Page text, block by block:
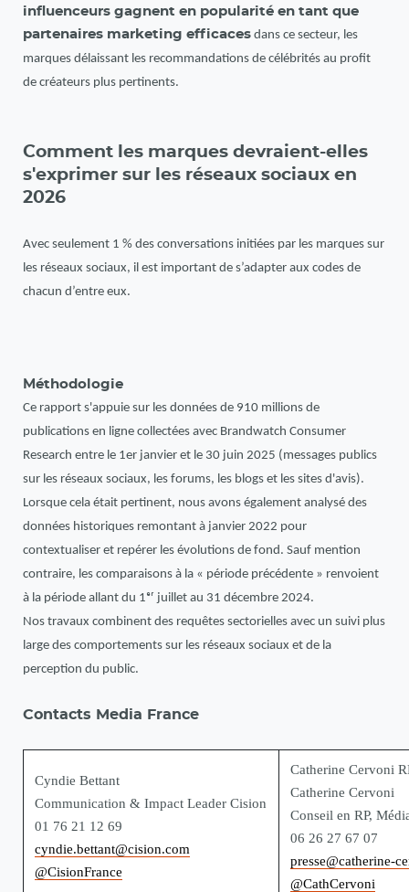
influenceurs gagnent en popularité en tant que
partenaires marketing efficaces dans ce secteur, les
marques délaissant les recommandations de célébrités au profit
de créateurs plus pertinents.
Comment les marques devraient-elles
s'exprimer sur les réseaux sociaux en
2026
Avec seulement 1 % des conversations initiées par les marques sur
les réseaux sociaux, il est important de s’adapter aux codes de
chacun d’entre eux.
Méthodologie
Ce rapport s'appuie sur les données de 910 millions de
publications en ligne collectées avec Brandwatch Consumer
Research entre le 1er janvier et le 30 juin 2025 (messages publics
sur les réseaux sociaux, les forums, les blogs et les sites d'avis).
Lorsque cela était pertinent, nous avons également analysé des
données historiques remontant à janvier 2022 pour
contextualiser et repérer les évolutions de fond. Sauf mention
contraire, les comparaisons à la « période précédente » renvoient
à la période allant du 1ᵉʳ juillet au 31 décembre 2024.
Nos travaux combinent des requêtes sectorielles avec un suivi plus
large des comportements sur les réseaux sociaux et de la
perception du public.
Contacts Media France
Cyndie Bettant
Communication & Impact Leader Cision
01 76 21 12 69
cyndie.bettant@cision.com
@CisionFrance
Catherine Cervoni
Catherine Cervoni
Conseil en RP,
06 26 27 67 07
presse@catherine-
@CathCervoni